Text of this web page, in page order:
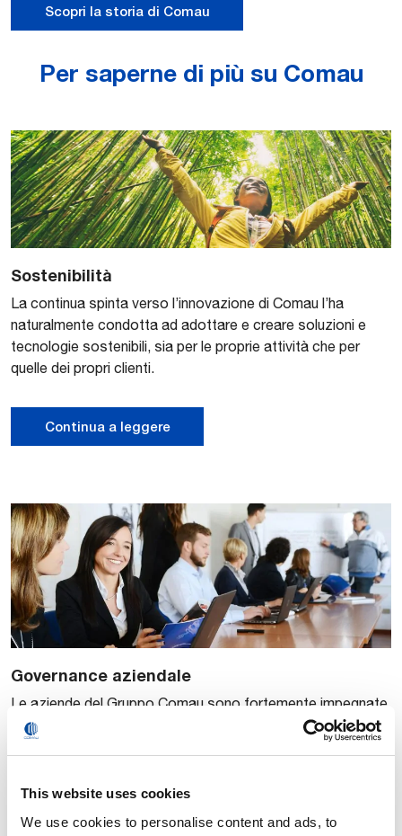
This website uses cookies
We use cookies to personalise content and ads, to
Scopri la storia di Comau
Per saperne di più su Comau
Sostenibilità
La continua spinta verso l’innovazione di Comau l’ha
naturalmente condotta ad adottare e creare soluzioni e
tecnologie sostenibili, sia per le proprie attività che per
quelle dei propri clienti.
Continua a leggere
Governance aziendale
​​Le aziende del Gruppo Comau sono fortemente impegnate
a condurre le loro attività nell’ambito della Compliance,
rispettando i più elevati standard di etica e integrità.